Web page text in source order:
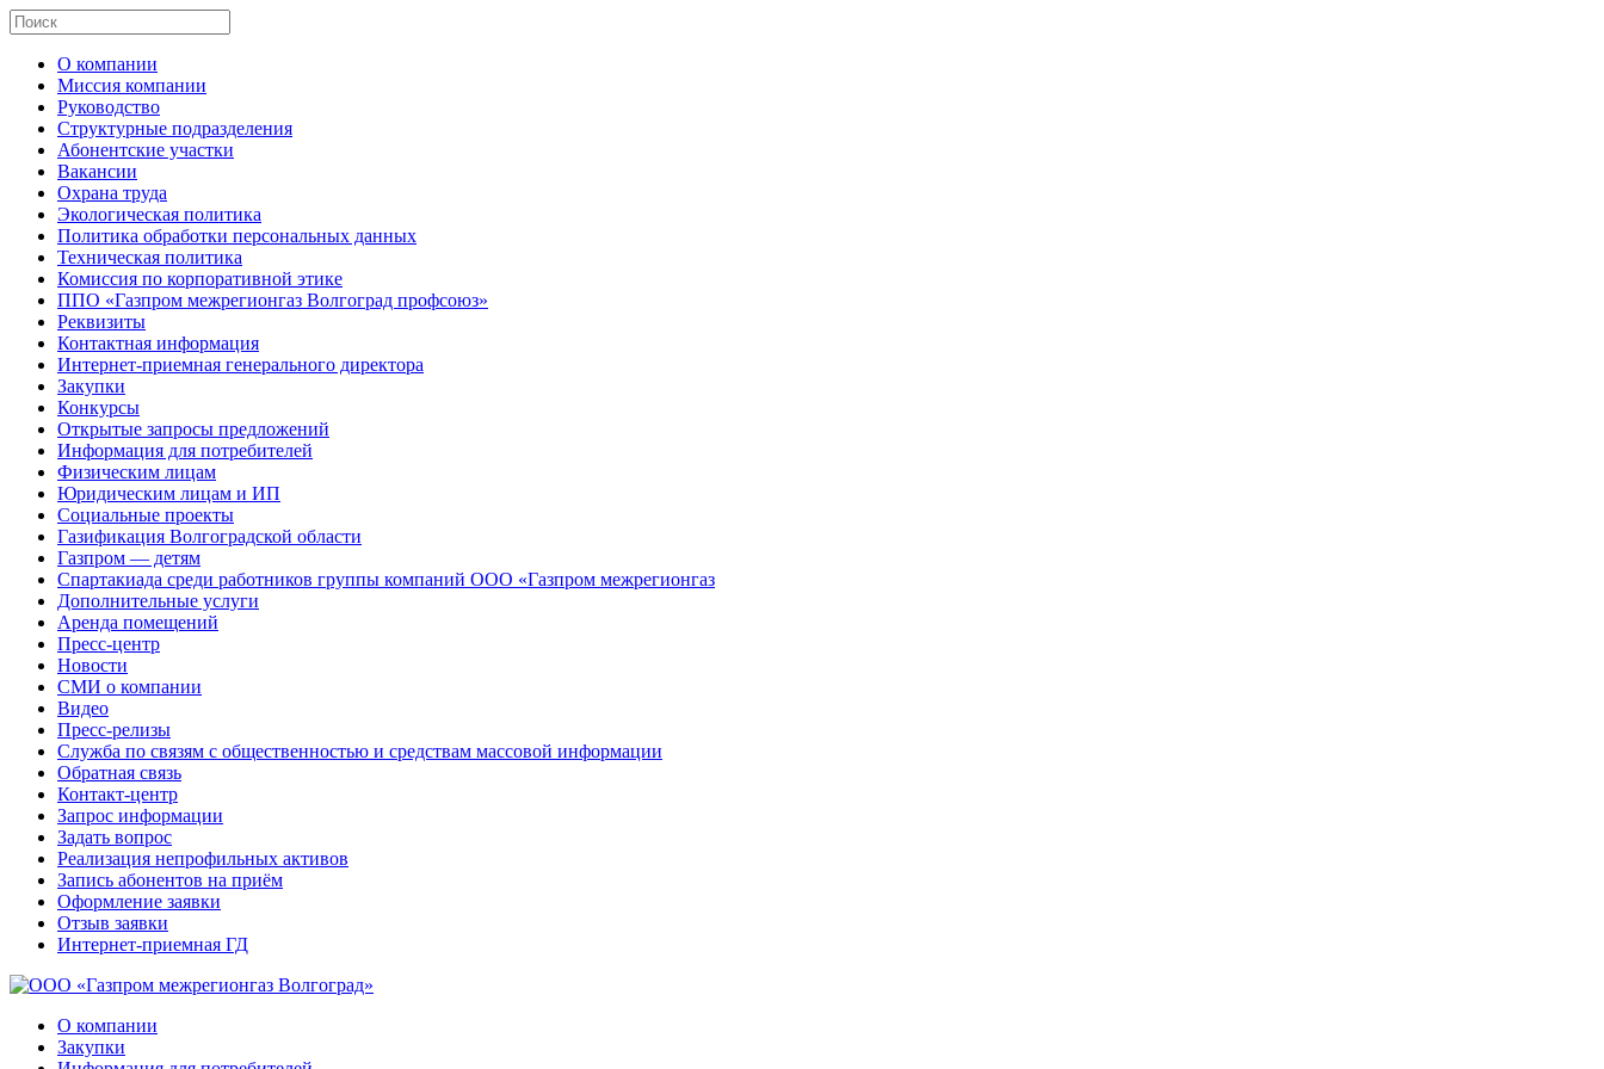
О компании
Миссия компании
Руководство
Структурные подразделения
Абонентские участки
Вакансии
Охрана труда
Экологическая политика
Политика обработки персональных данных
Техническая политика
Комиссия по корпоративной этике
ППО «Газпром межрегионгаз Волгоград профсоюз»
Реквизиты
Контактная информация
Интернет-приемная генерального директора
Закупки
Конкурсы
Открытые запросы предложений
Информация для потребителей
Физическим лицам
Юридическим лицам и ИП
Социальные проекты
Газификация Волгоградской области
Газпром — детям
Спартакиада среди работников группы компаний ООО «Газпром межрегионгаз
Дополнительные услуги
Аренда помещений
Пресс-центр
Новости
СМИ о компании
Видео
Пресс-релизы
Служба по связям с общественностью и средствам массовой информации
Обратная связь
Контакт-центр
Запрос информации
Задать вопрос
Реализация непрофильных активов
Запись абонентов на приём
Оформление заявки
Отзыв заявки
Интернет-приемная ГД
О компании
Закупки